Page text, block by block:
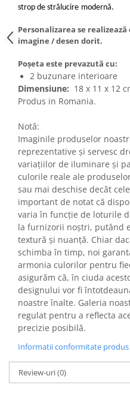
strop de strălucire modernă.
Personalizarea se
imagine / desen dorit.
Poșeta este prevazută cu:
2 buzunare interioare
Dimensiune: 18 x 11 x 12
Produs in Romania.
Notă:
Imaginile produselor
reprezentative și servesc
variațiilor de iluminare și
culorile reale ale
sau mai deschise decât
important de notat că
varia în funcție de loturile
la furnizorii noștri, putând
textură și nuanță. Chiar
schimba în timp, noi
armonia culorilor pentru
asigurăm că, în ciuda
designului vor fi
noastre înalte. Galeria
regulat pentru a reflecta
precizie posibilă.
Informatii conformitate produs
Review-uri(0)